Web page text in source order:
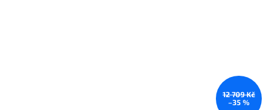
12 709 Kč
–35 %